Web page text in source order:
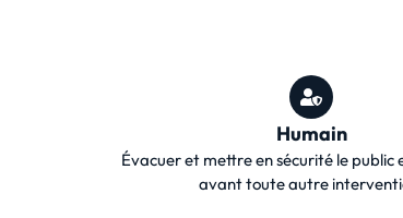
Humain
Évacuer et mettre en sécurité le public
avant toute autre